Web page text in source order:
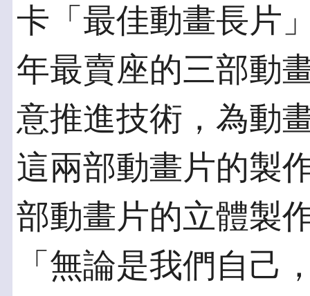
卡「最佳動畫長片
年最賣座的三部動
意推進技術，為動
這兩部動畫片的製
部動畫片的立體製
「無論是我們自己